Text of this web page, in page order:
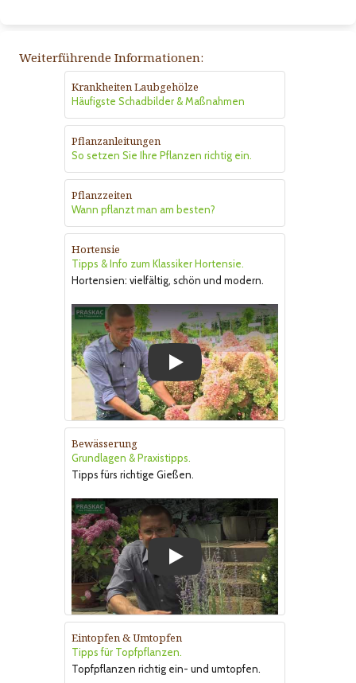
Weiterführende Informationen:
Krankheiten Laubgehölze
Häufigste Schadbilder & Maßnahmen
Pflanzanleitungen
So setzen Sie Ihre Pflanzen richtig ein.
Pflanzzeiten
Wann pflanzt man am besten?
Hortensie
Tipps & Info zum Klassiker Hortensie.
Hortensien: vielfältig, schön und modern.
Bewässerung
Grundlagen & Praxistipps.
Tipps fürs richtige Gießen.
Eintopfen & Umtopfen
Tipps für Topfpflanzen.
Topfpflanzen richtig ein- und umtopfen.